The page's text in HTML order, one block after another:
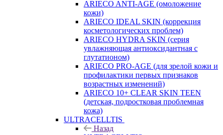
ARIECO ANTI-AGE (омоложение
кожи)
ARIECO IDEAL SKIN (коррекция
косметологических проблем)
ARIECO HYDRA SKIN (серия
увлажняющая антиоксидантная с
глутатионом)
ARIECO PRO-AGE (для зрелой кожи и
профилактики первых признаков
возрастных изменений)
ARIECO 10+ CLEAR SKIN TEEN
(детская, подростковая проблемная
кожа)
ULTRACELLTIS
Назад